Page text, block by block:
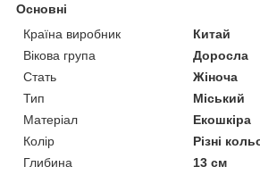
Основні
Країна виробник
Китай
Вікова група
Доросла
Стать
Жіноча
Тип
Міський
Матеріал
Екошкіра
Колір
Різні
Глибина
13 см